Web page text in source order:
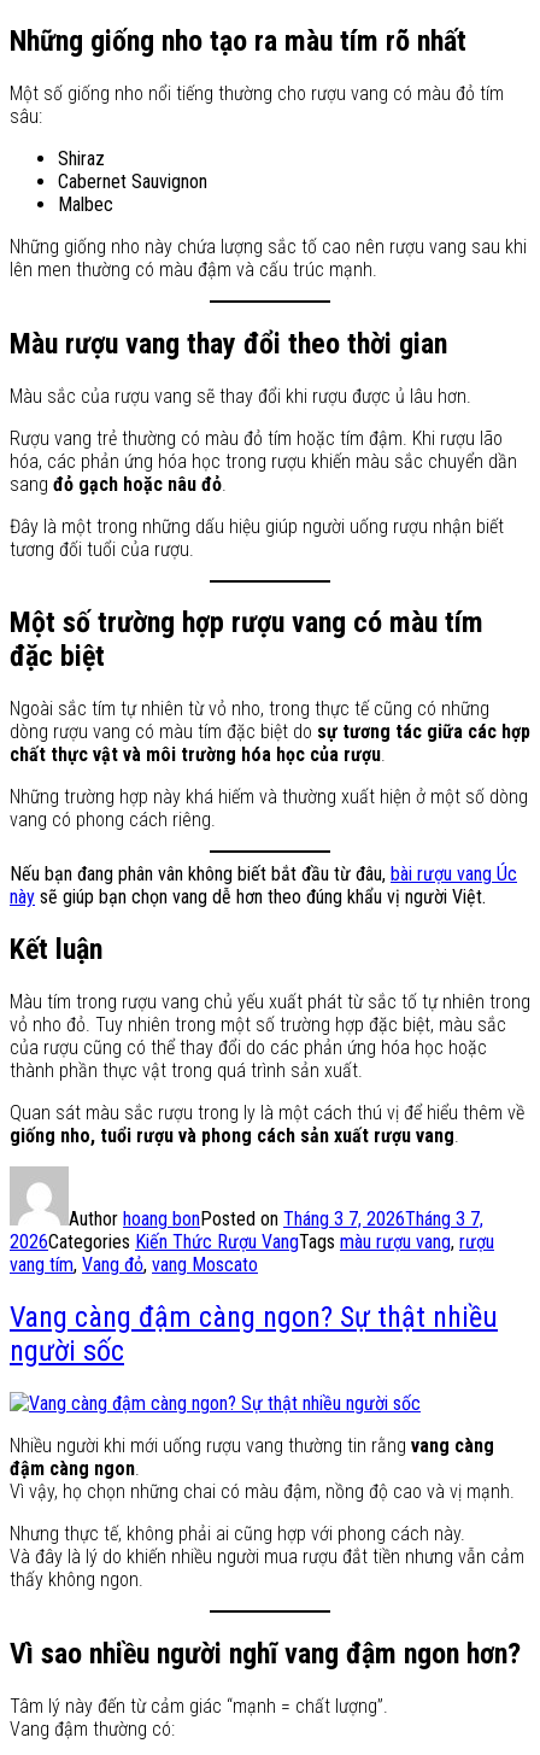
Những giống nho tạo ra màu tím rõ nhất
Một số giống nho nổi tiếng thường cho rượu vang có màu đỏ tím
sâu:
Shiraz
Cabernet Sauvignon
Malbec
Những giống nho này chứa lượng sắc tố cao nên rượu vang sau khi
lên men thường có màu đậm và cấu trúc mạnh.
Màu rượu vang thay đổi theo thời gian
Màu sắc của rượu vang sẽ thay đổi khi rượu được ủ lâu hơn.
Rượu vang trẻ thường có màu đỏ tím hoặc tím đậm. Khi rượu lão
hóa, các phản ứng hóa học trong rượu khiến màu sắc chuyển dần
sang đỏ gạch hoặc nâu đỏ
Đây là một trong những dấu hiệu giúp người uống rượu nhận biết
tương đối tuổi của rượu.
Một số trường hợp rượu vang có màu tím
đặc biệt
Ngoài sắc tím tự nhiên từ vỏ nho, trong thực tế cũng có những
dòng rượu vang có màu tím đặc biệt do sự tương tác giữa các hợp
chất thực vật và môi trường hóa học của rượu.
Những trường hợp này khá hiếm và thường xuất hiện ở một số dòng
vang có phong cách riêng.
Nếu bạn đang phân vân không biết bắt đầu từ đâu, bài rượu vang Úc
này sẽ giúp bạn chọn vang dễ hơn theo đúng khẩu vị người Việt.
Kết luận
Màu tím trong rượu vang chủ yếu xuất phát từ sắc tố tự nhiên trong
vỏ nho đỏ. Tuy nhiên trong một số trường hợp đặc biệt, màu sắc
của rượu cũng có thể thay đổi do các phản ứng hóa học hoặc
thành phần thực vật trong quá trình sản xuất.
Quan sát màu sắc rượu trong ly là một cách thú vị để hiểu thêm về
giống nho, tuổi rượu và phong cách sản xuất rượu vang.
Author hoang bonPosted on Tháng 3 7, 2026Tháng 3 7,
2026Categories Kiến Thức Rượu VangTags màu rượu vang, rượu
vang tím, Vang đỏ, vang Moscato
Vang càng đậm càng ngon? Sự thật nhiều
người sốc
Nhiều người khi mới uống rượu vang thường tin rằng vang càng
đậm càng ngon.
Vì vậy, họ chọn những chai có màu đậm, nồng độ cao và vị mạnh.
Nhưng thực tế, không phải ai cũng hợp với phong cách này.
Và đây là lý do khiến nhiều người mua rượu đắt tiền nhưng vẫn cảm
thấy không ngon.
Vì sao nhiều người nghĩ vang đậm ngon hơn?
Tâm lý này đến từ cảm giác “mạnh = chất lượng”.
Vang đậm thường có: